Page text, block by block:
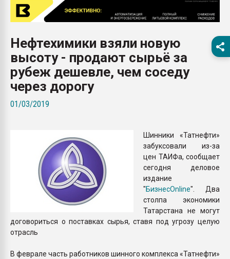
Всё, что касается
бутылок
вакуумного
Продам отходы
поликарбоната и АБС-
Armaloy PC/ABS-1IM
Нефтехимики взяли новую
высоту - продают сырьё за
рубеж дешевле, чем соседу
через дорогу
01/03/2019
Шинники «Татнефти»
забуксовали из-за
цен ТАИФа, сообщает
сегодня деловое
издание
"БизнесOnline". Два
столпа экономики
Татарстана не могут
договориться о поставках сырья, ставя под угрозу целую
отрасль
В феврале часть работников шинного комплекса «Татнефти»